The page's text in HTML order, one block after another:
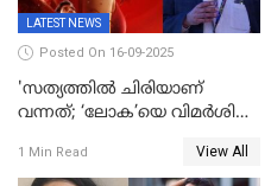
LATEST NEWS
Posted On 16-09-2025
'സത്യത്തിൽ ചിരിയാണ്
വന്നത്; ‘ലോക’യെ വിമർശിച്ച്
1 Min Read View All